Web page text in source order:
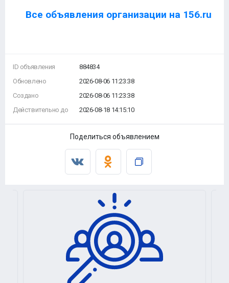
Все объявления организации на 156.ru
ID объявления
Обновлено
Создано
Действительно до
884834
2026-08-06 11:23:38
2026-08-06 11:23:38
2026-08-18 14:15:10
Поделиться объявлением